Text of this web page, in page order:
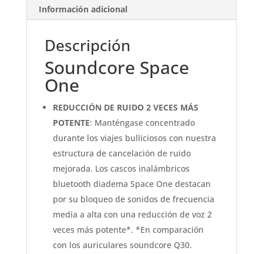
Información adicional
Descripción
Soundcore Space
One
REDUCCIÓN DE RUIDO 2 VECES MÁS
POTENTE: Manténgase concentrado
durante los viajes bulliciosos con nuestra
estructura de cancelación de ruido
mejorada. Los cascos inalámbricos
bluetooth diadema Space One destacan
por su bloqueo de sonidos de frecuencia
media a alta con una reducción de voz 2
veces más potente*. *En comparación
con los auriculares soundcore Q30.